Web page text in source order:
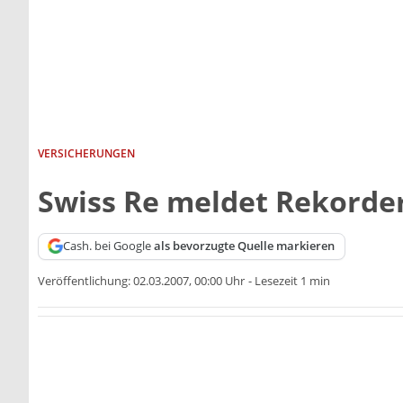
VERSICHERUNGEN
Swiss Re meldet
Cash. bei Googleals bevorzugte Quelle markieren
Veröffentlichung:02.03.2007, 00:00 Uhr - Lesezeit 1 min